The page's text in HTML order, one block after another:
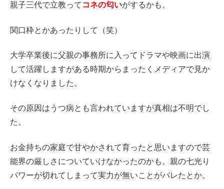
親子三代で立教って コネの匂いがするかも。
関口枠とかあったりして（笑）
大学卒業後に父親の事務所に入ってドラマや映画に出演
して活躍しますがある時期からまったくメディアで見か
けなくなりました。
その原因はうつ病とも言われていますが真相は不明でし
た。
お金持ちの家庭で甘やかされて育ったと思いますので芸
能界の厳しさについていけなかったのかも。親の七光り
パワーが切れてしまって実力が無いことがバレたとか。